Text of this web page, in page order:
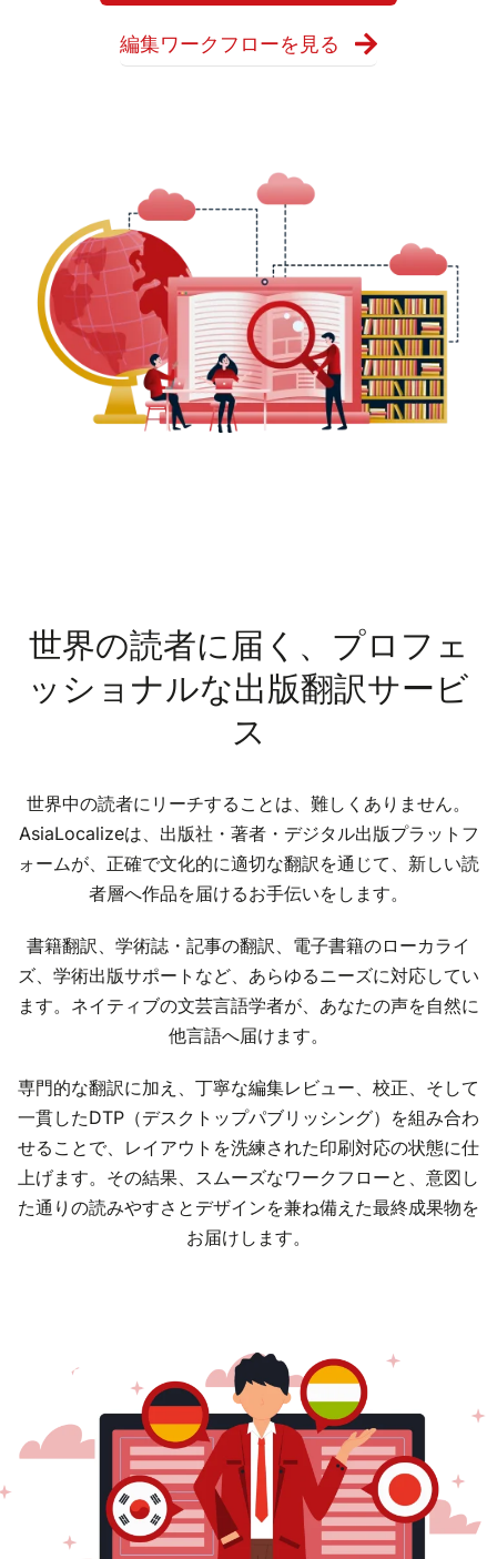
編集ワークフローを見る
世界の読者に届く、プロフェ
ッショナルな出版翻訳サービ
ス
世界中の読者にリーチすることは、難しくありません。
AsiaLocalizeは、出版社・著者・デジタル出版プラットフ
ォームが、正確で文化的に適切な翻訳を通じて、新しい読
者層へ作品を届けるお手伝いをします。
書籍翻訳、学術誌・記事の翻訳、電子書籍のローカライ
ズ、学術出版サポートなど、あらゆるニーズに対応してい
ます。ネイティブの文芸言語学者が、あなたの声を自然に
他言語へ届けます。
専門的な翻訳に加え、丁寧な編集レビュー、校正、そして
一貫したDTP（デスクトップパブリッシング）を組み合わ
せることで、レイアウトを洗練された印刷対応の状態に仕
上げます。その結果、スムーズなワークフローと、意図し
た通りの読みやすさとデザインを兼ね備えた最終成果物を
お届けします。